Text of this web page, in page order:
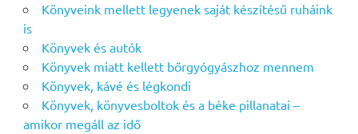
Könyveink mellett legyenek saját készítésű ruháink
is
Könyvek és autók
Könyvek miatt kellett bőrgyógyászhoz mennem
Könyvek, kávé és légkondi
Könyvek, könyvesboltok és a béke pillanatai –
amikor megáll az idő